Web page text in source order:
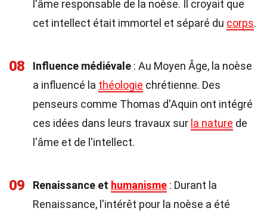
l'âme responsable de la noèse. Il croyait que
cet intellect était immortel et séparé du corps.
08 Influence médiévale : Au Moyen Âge, la noèse
a influencé la théologie chrétienne. Des
penseurs comme Thomas d'Aquin ont intégré
ces idées dans leurs travaux sur la nature de
l'âme et de l'intellect.
09 Renaissance et humanisme : Durant la
Renaissance, l'intérêt pour la noèse a été